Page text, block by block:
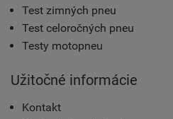
Test zimných pneu
Test celoročných pneu
Testy motopneu
Užitočné informácie
Kontakt